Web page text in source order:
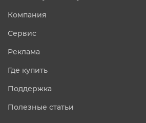
Компания
Сервис
Реклама
Где купить
Поддержка
Полезные статьи